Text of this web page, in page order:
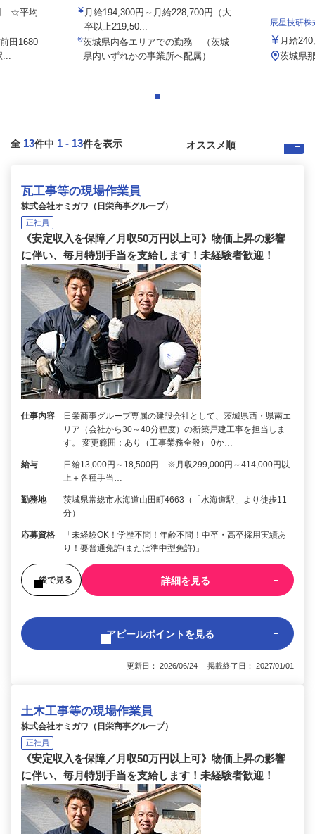
☆平均
田1680
月給194,300円～月給228,700円（大
卒以上219,50...
茨城県内各エリアでの勤務 （茨城
県内いずれかの事業所へ配属）
辰星技研
月給
茨城県
全 13件中 1 - 13件を表示
瓦工事等の現場作業員
株式会社オミガワ（日栄商事グループ）
正社員
《安定収入を保障／月収50万円以上可》物価上昇の影響
に伴い、毎月特別手当を支給します！未経験者歓迎！
仕事内容
日栄商事グループ専属の建設会社として、茨城県西・県南エ
リア（会社から30～40分程度）の新築戸建工事を担当しま
す。 変更範囲：あり（工事業務全般） 0か…
給与
日給13,000円～18,500円 ※月収299,000円～414,000円以
上＋各種手当…
勤務地
茨城県常総市水海道山田町4663（「水海道駅」より徒歩11
分）
応募資格
「未経験OK！学歴不問！年齢不問！中卒・高卒採用実績あ
り！要普通免許(または準中型免許)」
後で見る 詳細を見る
アピールポイントを見る
更新日： 2026/06/24 掲載終了日： 2027/01/01
土木工事等の現場作業員
株式会社オミガワ（日栄商事グループ）
正社員
《安定収入を保障／月収50万円以上可》物価上昇の影響
に伴い、毎月特別手当を支給します！未経験者歓迎！